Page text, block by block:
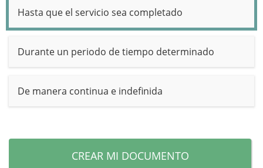
Hasta que el servicio sea completado
Durante un periodo de tiempo determinado
De manera continua e indefinida
CREAR MI DOCUMENTO